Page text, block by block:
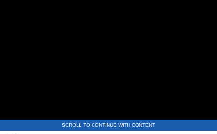
SCROLL TO CONTINUE WITH CONTENT